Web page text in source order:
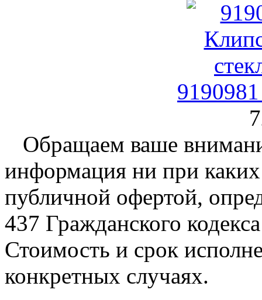
Обращаем ваше
информация ни при каких
публичной офертой,
437 Гражданского
Стоимость и срок
конкретных случаях.